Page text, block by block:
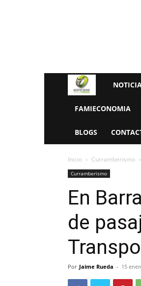
Rueda
La
Economia
FAMIECONOMIA
BLOGS
Inicio Curramberismo
Curramberismo
En
de
Por Jaime Rueda - 15